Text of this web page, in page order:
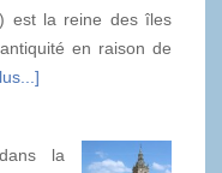
est la reine des îles
en raison de
la